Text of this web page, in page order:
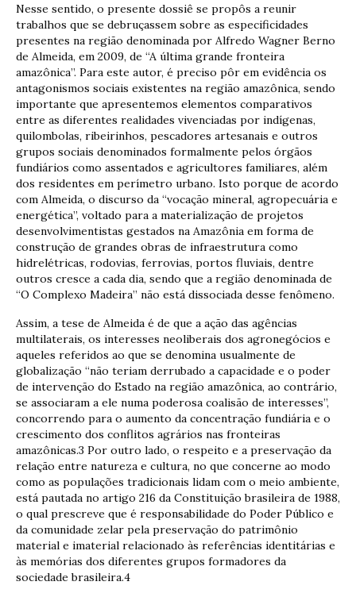
Nesse sentido, o presente dossiê se propôs a reunir
trabalhos que se debruçassem sobre as especificidades
presentes na região denominada por Alfredo Wagner Berno
de Almeida, em 2009, de “A última grande fronteira
amazônica”. Para este autor, é preciso pôr em evidência os
antagonismos sociais existentes na região amazônica, sendo
importante que apresentemos elementos comparativos
entre as diferentes realidades vivenciadas por indígenas,
quilombolas, ribeirinhos, pescadores artesanais e outros
grupos sociais denominados formalmente pelos órgãos
fundiários como assentados e agricultores familiares, além
dos residentes em perímetro urbano. Isto porque de acordo
com Almeida, o discurso da “vocação mineral, agropecuária e
energética”, voltado para a materialização de projetos
desenvolvimentistas gestados na Amazônia em forma de
construção de grandes obras de infraestrutura como
hidrelétricas, rodovias, ferrovias, portos fluviais, dentre
outros cresce a cada dia, sendo que a região denominada de
“O Complexo Madeira” não está dissociada desse fenômeno.
Assim, a tese de Almeida é de que a ação das agências
multilaterais, os interesses neoliberais dos agronegócios e
aqueles referidos ao que se denomina usualmente de
globalização “não teriam derrubado a capacidade e o poder
de intervenção do Estado na região amazônica, ao contrário,
se associaram a ele numa poderosa coalisão de interesses”,
concorrendo para o aumento da concentração fundiária e o
crescimento dos conflitos agrários nas fronteiras
amazônicas.3 Por outro lado, o respeito e a preservação da
relação entre natureza e cultura, no que concerne ao modo
como as populações tradicionais lidam com o meio ambiente,
está pautada no artigo 216 da Constituição brasileira de 1988,
o qual prescreve que é responsabilidade do Poder Público e
da comunidade zelar pela preservação do patrimônio
material e imaterial relacionado às referências identitárias e
às memórias dos diferentes grupos formadores da
sociedade brasileira.4